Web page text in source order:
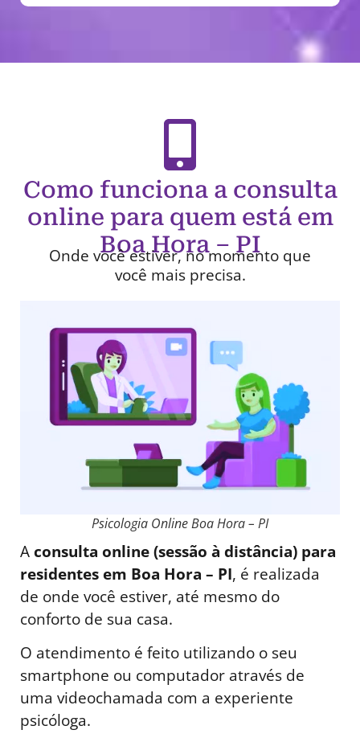
Como funciona a consulta
online para quem está em
Boa Hora – PI
Onde você estiver, no momento que
você mais precisa.
Psicologia Online Boa Hora – PI
Aconsulta online (sessão à distância) para
residentes em Boa Hora – PI, é realizada
de onde você estiver, até mesmo do
conforto de sua casa.
O atendimento é feito utilizando o seu
smartphone ou computador através de
uma videochamada com a experiente
psicóloga.